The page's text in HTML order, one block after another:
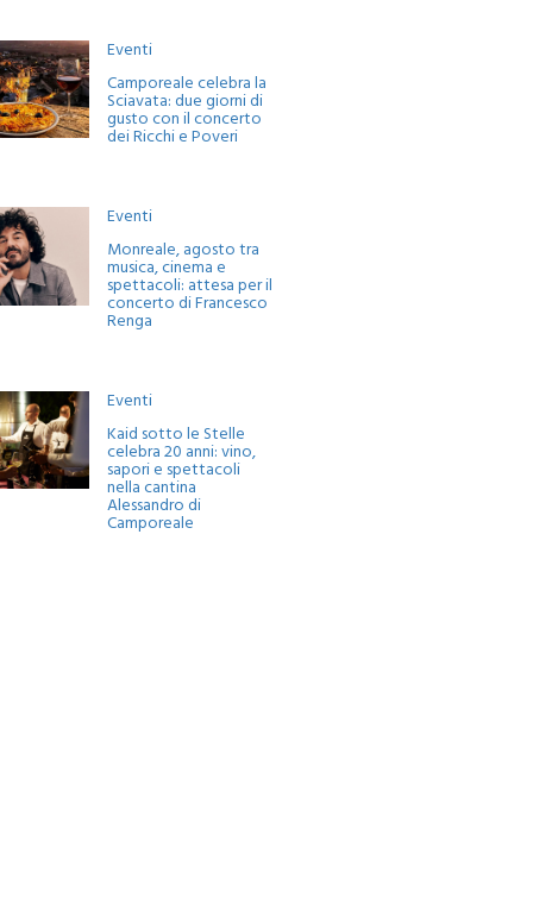
Eventi
Camporeale celebra la
Sciavata: due giorni di
gusto con il concerto
dei Ricchi e Poveri
Eventi
Monreale, agosto tra
musica, cinema e
spettacoli: attesa per il
concerto di Francesco
Renga
Eventi
Kaid sotto le Stelle
celebra 20 anni: vino,
sapori e spettacoli
nella cantina
Alessandro di
Camporeale